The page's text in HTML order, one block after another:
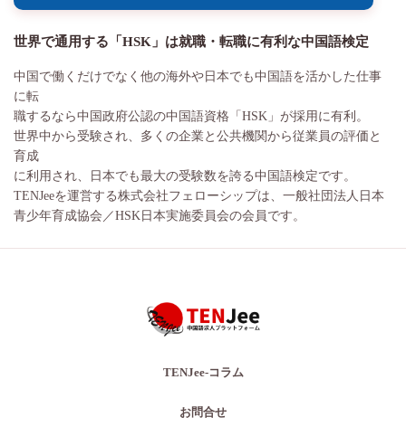
世界で通用する「HSK」は就職・転職に有利な中国語検定
中国で働くだけでなく他の海外や日本でも中国語を活かした仕事
に転
職するなら中国政府公認の中国語資格「HSK」が採用に有利。
世界中から受験され、多くの企業と公共機関から従業員の評価と
育成
に利用され、日本でも最大の受験数を誇る中国語検定です。
TENJeeを運営する株式会社フェローシップは、一般社団法人日本
青少年育成協会／HSK日本実施委員会の会員です。
TENJee-コラム
お問合せ